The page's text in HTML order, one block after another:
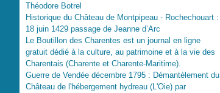
Théodore Botrel
Historique du Château de Montpipeau - Rochechouart :
18 juin 1429 passage de Jeanne d’Arc
Le Boutillon des Charentes est un journal en ligne
gratuit dédié à la culture, au patrimoine et à la vie des
Charentais (Charente et Charente-Maritime).
Guerre de Vendée décembre 1795 : Démantèlement du
Château de l'hébergement hydreau (L'Oie) par